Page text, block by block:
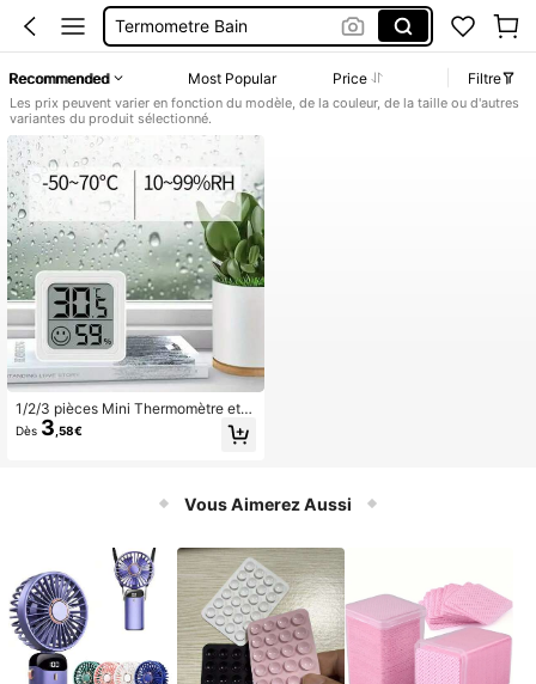
Termometre Bain
Thermometre Bain
Thermomètre De Bain
Recommended Most Popular Price Filtre
Les prix peuvent varier en fonction du modèle, de la couleur, de la taille ou d'autres
variantes du produit sélectionné.
1/2/3 pièces Mini Thermomètre et H
ygromètre, Thermomètre et Hygrom
ètre Numériques d'Intérieur - Comp
Dès 3 ,58€
Vous Aimerez Aussi